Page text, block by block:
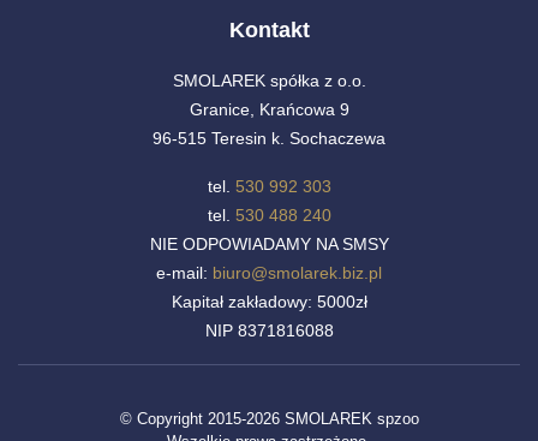
Kontakt
SMOLAREK spółka z o.o.
Granice, Krańcowa 9
96-515 Teresin k. Sochaczewa
tel. 530 992 303
tel. 530 488 240
NIE ODPOWIADAMY NA SMSY
e-mail: biuro@smolarek.biz.pl
Kapitał zakładowy: 5000zł
NIP 8371816088
© Copyright 2015-2026 SMOLAREK spzoo